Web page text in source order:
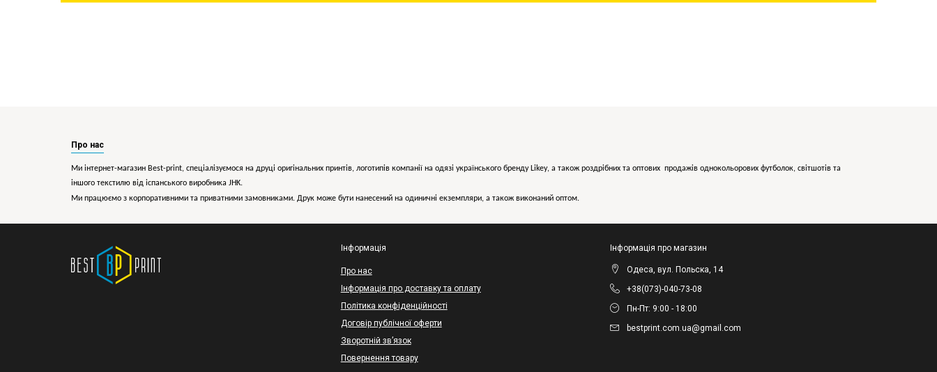
Про нас
Ми інтернет-магазин Best-print, спеціалізуємося на друці оригінальних принтів, логотипів компанії на одязі українського бренду Likey, а також роздрібних та оптових продажів однокольорових футболок, світшотів та
іншого текстилю від іспанського виробника JHK.
Ми працюємо з корпоративними та приватними замовниками. Друк може бути нанесений на одиничні екземпляри, а також виконаний оптом.
Інформація
Про нас
Інформація про доставку та оплату
Політика конфіденційності
Договір публічної оферти
Зворотній зв’язок
Повернення товару
Інформація про магазин
Одеса, вул. Польска, 14
+38(073)-040-73-08
Пн-Пт: 9:00 - 18:00
bestprint.com.ua@gmail.com